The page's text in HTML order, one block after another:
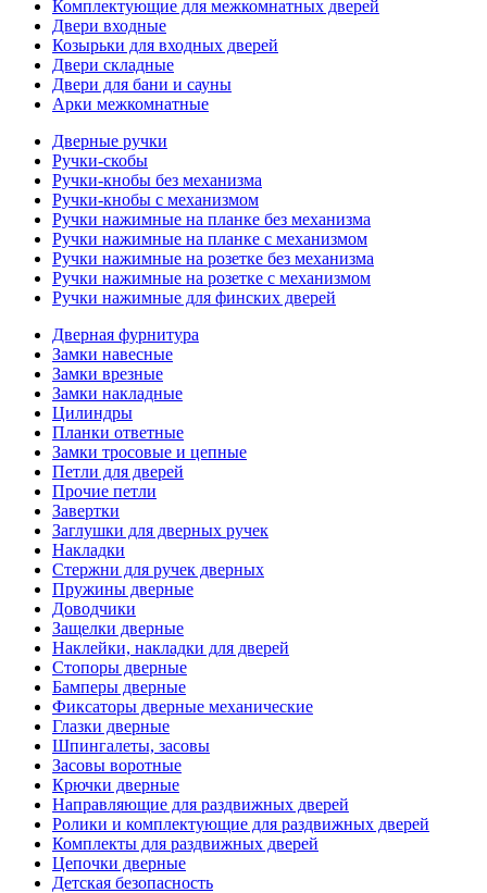
Комплектующие для межкомнатных дверей
Двери входные
Козырьки для входных дверей
Двери складные
Двери для бани и сауны
Арки межкомнатные
Дверные ручки
Ручки-скобы
Ручки-кнобы без механизма
Ручки-кнобы с механизмом
Ручки нажимные на планке без механизма
Ручки нажимные на планке с механизмом
Ручки нажимные на розетке без механизма
Ручки нажимные на розетке с механизмом
Ручки нажимные для финских дверей
Дверная фурнитура
Замки навесные
Замки врезные
Замки накладные
Цилиндры
Планки ответные
Замки тросовые и цепные
Петли для дверей
Прочие петли
Завертки
Заглушки для дверных ручек
Накладки
Стержни для ручек дверных
Пружины дверные
Доводчики
Защелки дверные
Наклейки, накладки для дверей
Стопоры дверные
Бамперы дверные
Фиксаторы дверные механические
Глазки дверные
Шпингалеты, засовы
Засовы воротные
Крючки дверные
Направляющие для раздвижных дверей
Ролики и комплектующие для раздвижных дверей
Комплекты для раздвижных дверей
Цепочки дверные
Детская безопасность